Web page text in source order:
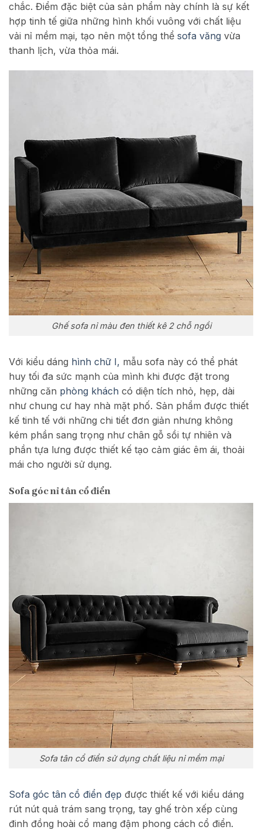
chắc. Điểm đặc biệt của sản phẩm này chính là sự kết
hợp tinh tế giữa những hình khối vuông với chất liệu
vải nỉ mềm mại, tạo nên một tổng thể sofa văng vừa
thanh lịch, vừa thỏa mái.
Ghế sofa nỉ màu đen thiết kê 2 chỗ ngồi
Với kiểu dáng hình chữ I, mẫu sofa này có thể phát
huy tối đa sức mạnh của mình khi được đặt trong
những căn phòng khách có diện tích nhỏ, hẹp, dài
như chung cư hay nhà mặt phố. Sản phẩm được thiết
kế tinh tế với những chi tiết đơn giản nhưng không
kém phần sang trọng như chân gỗ sồi tự nhiên và
phần tựa lưng được thiết kế tạo cảm giác êm ái, thoải
mái cho người sử dụng.
Sofa góc nỉ tân cổ điển
Sofa tân cổ điển sử dụng chất liệu nỉ mềm mại
Sofa góc tân cổ điển đẹp được thiết kế với kiểu dáng
rút nút quả trám sang trọng, tay ghế tròn xếp cùng
đinh đồng hoài cổ mang đậm phong cách cổ điển.